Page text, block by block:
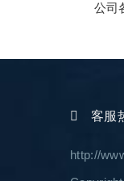
公司
客服
http://